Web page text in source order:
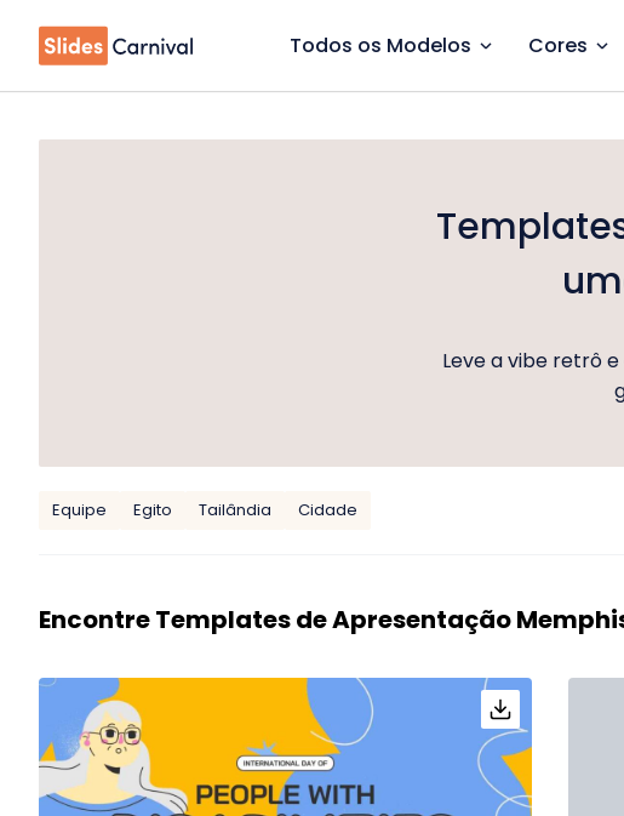
Todos os Modelos Cores
Leve a vibe retrô
Equipe Egito Tailândia Cidade
Encontre Templates de Apresentação